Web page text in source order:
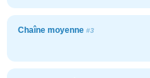
Chaîne moyenne #3